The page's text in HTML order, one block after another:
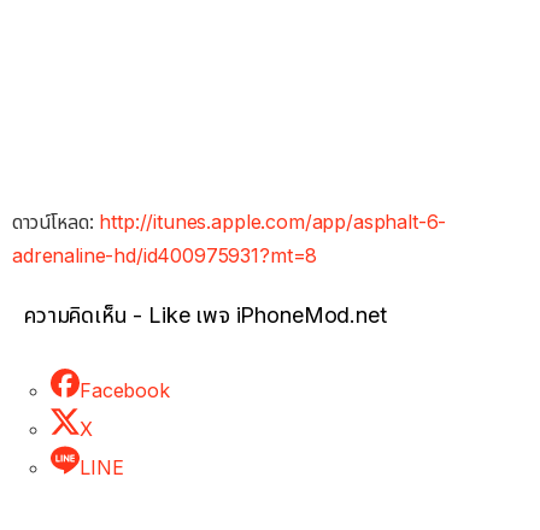
ดาวน์โหลด: http://itunes.apple.com/app/asphalt-6-
adrenaline-hd/id400975931?mt=8
ความคิดเห็น - Like เพจ iPhoneMod.net
Facebook
X
LINE